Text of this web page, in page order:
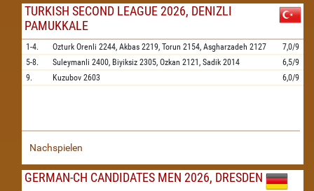
TURKISH SECOND LEAGUE 2026, DENIZLI
PAMUKKALE
1-4. Ozturk Orenli 2244, Akbas 2219, Torun 2154, Asgharzadeh 2127
7,0/9
5-8.
Suleymanli 2400, Biyiksiz 2305, Ozkan 2121, Sadik 2014
6,5/9
9.
Kuzubov 2603 6,0/9
Nachspielen
GERMAN-CH CANDIDATES MEN 2026, DRESDEN